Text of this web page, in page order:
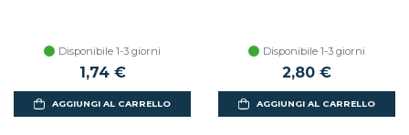
Disponibile 1-3 giorni
1,74 €
AGGIUNGI AL CARRELLO
Disponibile 1-3 giorni
2,80 €
AGGIUNGI AL CARRELLO